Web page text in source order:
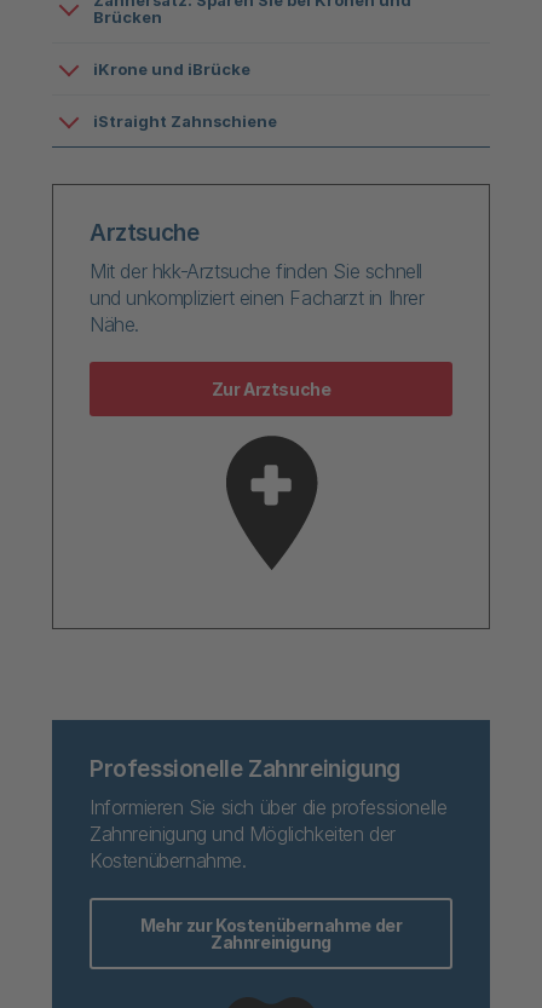
Brücken
iKrone und iBrücke
​iStraight Zahnschiene
Arztsuche
Mit der hkk-Arztsuche finden Sie schnell
und unkompliziert einen Facharzt in Ihrer
Nähe.
Zur Arztsuche
Professionelle Zahnreinigung
Informieren Sie sich über die professionelle
Zahnreinigung und Möglichkeiten der
Kostenübernahme.
Mehr zur Kostenübernahme der
Zahnreinigung